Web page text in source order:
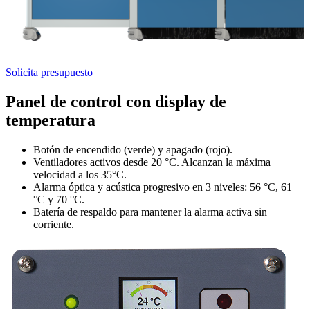
Solicita presupuesto
Panel de control con display de
temperatura
Botón de encendido (verde) y apagado (rojo).
Ventiladores activos desde 20 °C. Alcanzan la máxima
velocidad a los 35°C.
Alarma óptica y acústica progresivo en 3 niveles: 56 °C, 61
°C y 70 °C.
Batería de respaldo para mantener la alarma activa sin
corriente.